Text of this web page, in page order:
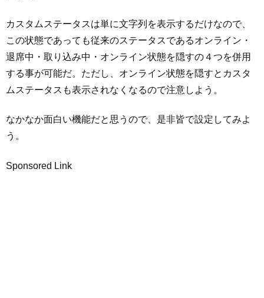
カスタムステータスは単に文字列を表示するだけなので、
この状態であっても従来のステータスであるオンライン・
退席中・取り込み中・オンライン状態を隠すの４つを併用
する事が可能だ。ただし、オンライン状態を隠すとカスタ
ムステータスも表示されなくなるので注意しよう。
なかなか面白い機能だと思うので、是非皆で設定してみよ
う。
Sponsored Link